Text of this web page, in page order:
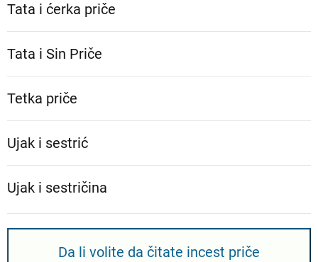
Tata i ćerka priče
Tata i Sin Priče
Tetka priče
Ujak i sestrić
Ujak i sestričina
Da li volite da čitate incest priče